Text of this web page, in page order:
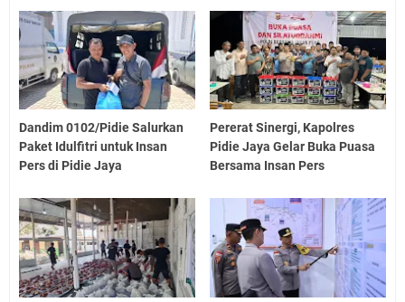
Dandim 0102/Pidie Salurkan
Paket Idulfitri untuk Insan
Pers di Pidie Jaya
Pererat Sinergi, Kapolres
Pidie Jaya Gelar Buka Puasa
Bersama Insan Pers